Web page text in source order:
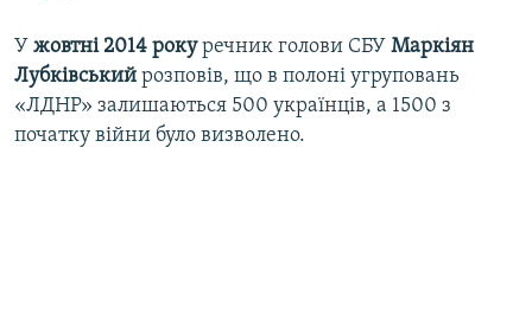
У жовтні 2014 рокуречник голови СБУ Маркіян
Лубківський розповів, що в полоні угруповань
«ЛДНР» залишаються 500 українців, а 1500 з
початку війни було визволено.